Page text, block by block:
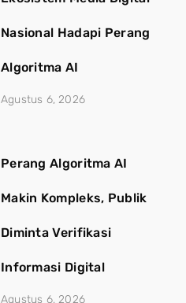
Nasional Hadapi Perang
Algoritma AI
Agustus 6, 2026
Perang Algoritma AI
Makin Kompleks, Publik
Diminta Verifikasi
Informasi Digital
Agustus 6, 2026